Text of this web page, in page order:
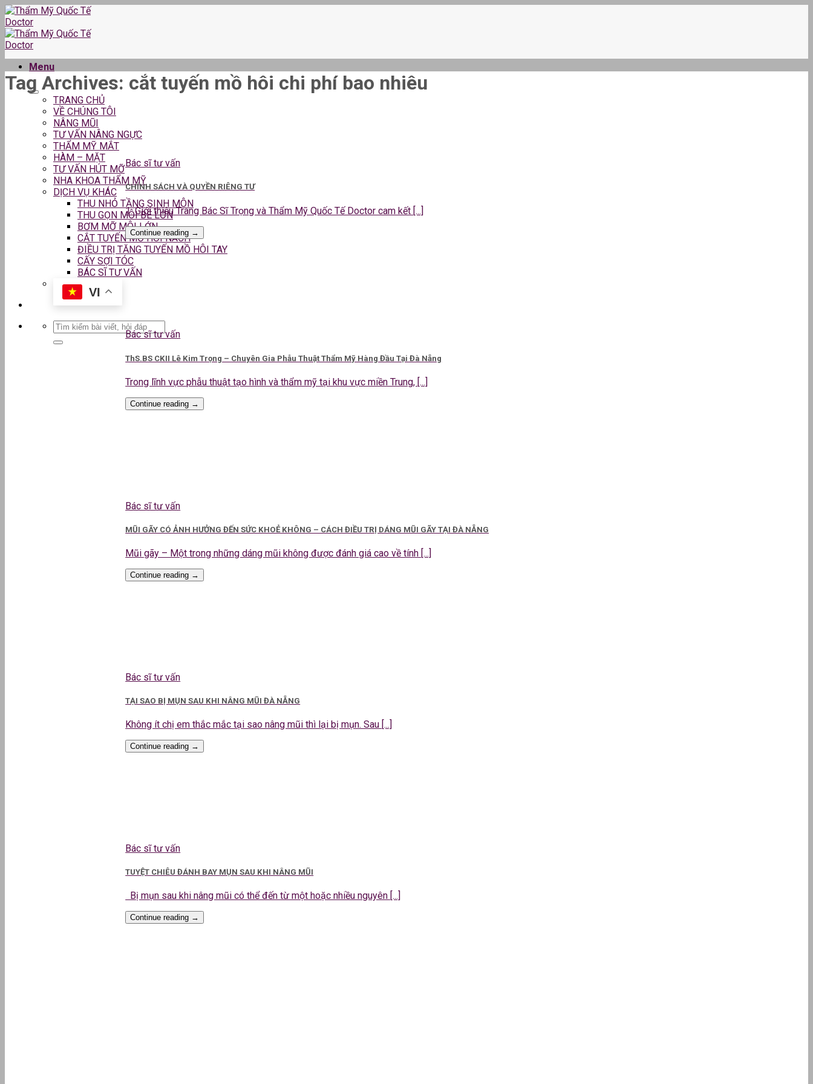
Skip
to
content
Menu
TRANG CHỦ
VỀ CHÚNG TÔI
NÂNG MŨI
TƯ VẤN NÂNG NGỰC
THẨM MỸ MẮT
HÀM – MẶT
TƯ VẤN HÚT MỠ
NHA KHOA THẨM MỸ
DỊCH VỤ KHÁC
THU NHỎ TẦNG SINH MÔN
THU GỌN MÔI BÉ LỚN
BƠM MỠ MÔI LỚN
CẮT TUYẾN MỒ HÔI NÁCH
ĐIỀU TRỊ TĂNG TUYẾN MỒ HÔI TAY
CẤY SỢI TÓC
BÁC SĨ TƯ VẤN
VI
Tag Archives: cắt tuyến mồ hôi chi phí bao nhiêu
Bác sĩ tư vấn
CHÍNH SÁCH VÀ QUYỀN RIÊNG TƯ
1. Giới thiệu Trang Bác Sĩ Trọng và Thẩm Mỹ Quốc Tế Doctor cam kết [...]
Continue reading →
Bác sĩ tư vấn
ThS.BS CKII Lê Kim Trọng – Chuyên Gia Phẫu Thuật Thẩm Mỹ Hàng Đầu Tại Đà Nẵng
Trong lĩnh vực phẫu thuật tạo hình và thẩm mỹ tại khu vực miền Trung, [...]
Continue reading →
Bác sĩ tư vấn
MŨI GÃY CÓ ẢNH HƯỞNG ĐẾN SỨC KHOẺ KHÔNG – CÁCH ĐIỀU TRỊ DÁNG MŨI GÃY TẠI ĐÀ NẴNG
Mũi gãy – Một trong những dáng mũi không được đánh giá cao về tính [...]
Continue reading →
Bác sĩ tư vấn
TẠI SAO BỊ MỤN SAU KHI NÂNG MŨI ĐÀ NẴNG
Không ít chị em thắc mắc tại sao nâng mũi thì lại bị mụn. Sau [...]
Continue reading →
Bác sĩ tư vấn
TUYỆT CHIÊU ĐÁNH BAY MỤN SAU KHI NÂNG MŨI
Bị mụn sau khi nâng mũi có thể đến từ một hoặc nhiều nguyên [...]
Continue reading →